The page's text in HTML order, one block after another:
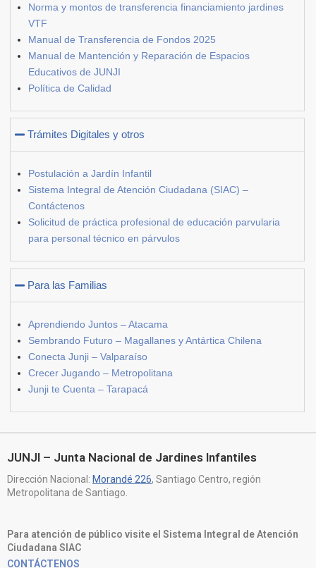
Norma y montos de transferencia financiamiento jardines
VTF
Manual de Transferencia de Fondos 2025
Manual de Mantención y Reparación de Espacios
Educativos de JUNJI
Política de Calidad
Trámites Digitales y otros
Postulación a Jardín Infantil
Sistema Integral de Atención Ciudadana (SIAC) –
Contáctenos
Solicitud de práctica profesional de educación parvularia
para personal técnico en párvulos
Para las Familias
Aprendiendo Juntos – Atacama
Sembrando Futuro – Magallanes y Antártica Chilena
Conecta Junji – Valparaíso
Crecer Jugando – Metropolitana
Junji te Cuenta – Tarapacá
JUNJI – Junta Nacional de Jardines Infantiles
Dirección Nacional: Morandé 226, Santiago Centro, región
Metropolitana de Santiago.
Para atención de público visite el Sistema Integral de Atención
Ciudadana SIAC
CONTÁCTENOS